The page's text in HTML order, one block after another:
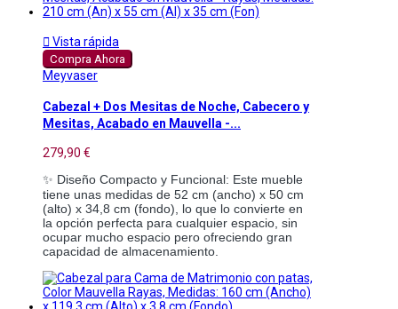
 Vista rápida
Compra Ahora
Meyvaser
Cabezal + Dos Mesitas de Noche, Cabecero y
Mesitas, Acabado en Mauvella -...
279,90 €
✨ Diseño Compacto y Funcional: Este mueble
tiene unas medidas de 52 cm (ancho) x 50 cm
(alto) x 34,8 cm (fondo), lo que lo convierte en
la opción perfecta para cualquier espacio, sin
ocupar mucho espacio pero ofreciendo gran
capacidad de almacenamiento.